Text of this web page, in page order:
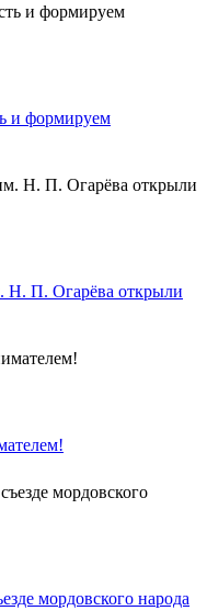
и формируем
Н. П. Огарёва открыли
мордовского народа